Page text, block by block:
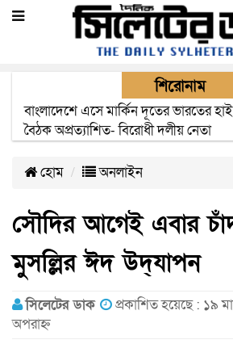
শিরোনাম
ওসমানী বিমানবন্দরের নিরাপত্তা কর্মকর্তার
পরিবারের
হোম অনলাইন
সৌদির আগেই এবার
মুসল্লির ঈদ উদ্‌যাপন
সিলেটের ডাক
প্রকাশিত হয়েছে : ১৯
অপরাহ্ন